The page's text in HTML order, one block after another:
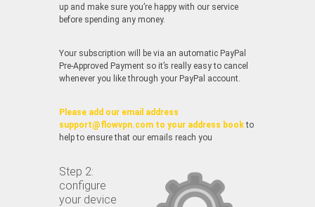
up and make sure you’re happy with our service
before spending any money.
Your subscription will be via an automatic PayPal
Pre-Approved Payment so it’s really easy to cancel
whenever you like through your PayPal account.
Please add our email address
support@flowvpn.com to your address bookto
help to ensure that our emails reach you
Step 2:
configure
your device